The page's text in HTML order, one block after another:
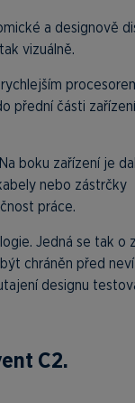
a designově
vizuálně.
přední části
boku zařízení je
nebo zástrčky
práce.
Jedná se tak o
chráněn před
designu
C2.